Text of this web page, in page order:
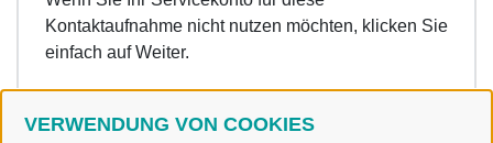
VERWENDUNG VON COOKIES
Kontaktaufnahme nicht nutzen möchten, klicken Sie
einfach auf Weiter.
Weiter